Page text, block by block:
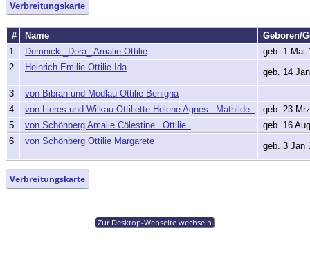
Verbreitungskarte
# Name
Geboren/
1
Demnick _Dora_ Amalie Ottilie
geb. 1 Mai
2
Heinrich Emilie Ottilie Ida geb. 14
3
von Bibran und Modlau Ottilie Benigna
4
von Lieres und Wilkau Ottiliette Helene Agnes _Mathilde_
geb. 23
5
von Schönberg Amalie Cölestine _Ottilie_
geb. 16
6
von Schönberg Ottilie Margarete geb. 3 Jan
Verbreitungskarte
Zur Desktop-Webseite wechseln